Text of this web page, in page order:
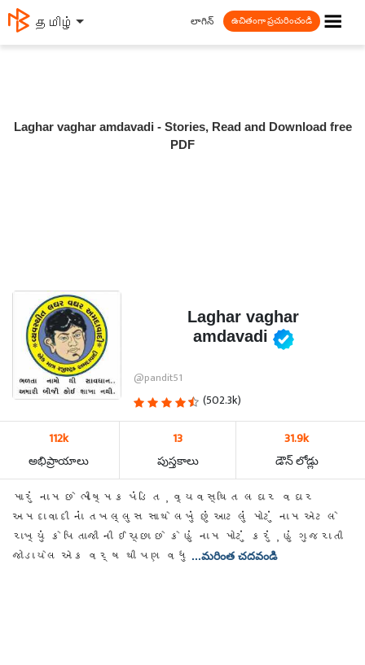
தமிழ் ☰
లాగిన్ ఉచితంగా ప్రచురించండి
Laghar vaghar amdavadi - Stories, Read and Download free
PDF
Laghar vaghar
amdavadi
@pandit51
(502.3k)
112k
అభిప్రాయాలు
13
పుస్తకాలు
31.9k
డౌన్ లోడ్లు
મારું નામ છે ભીષ્મક પંડિત , વ્યવસ્થિત લઘર વઘર
અમદાવાદી નાં તખલ્લુસ સાથે લખું છું આટલું મોટું નામ એટલે
રાખ્યું કે પિતાજી ની ઈચ્છા છે કે હું નામ મોટું કરું , હું ગુજરાતી
જોડાયેલ એક વર્ષ થી પણ વધુ ...మరింత చదవండి